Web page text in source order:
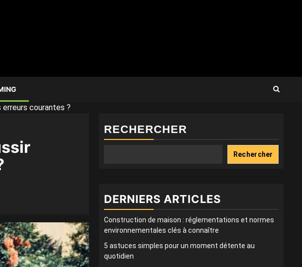
courantes ?
RECHERCHER
Rechercher
DERNIERS ARTICLES
Construction de maison : réglementations et normes
environnementales clés à connaître
5 astuces simples pour un moment détente au
quotidien